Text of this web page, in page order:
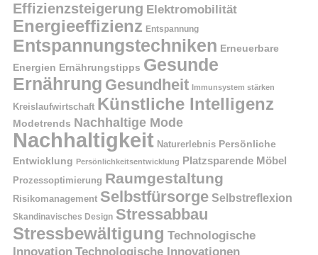
Effizienzsteigerung Elektromobilität
Energieeffizienz Entspannung
Entspannungstechniken Erneuerbare
Energien Ernährungstipps Gesunde
Ernährung Gesundheit Immunsystem stärken
Kreislaufwirtschaft Künstliche Intelligenz
Modetrends Nachhaltige Mode
Nachhaltigkeit Naturerlebnis Persönliche
Entwicklung Persönlichkeitsentwicklung Platzsparende Möbel
Prozessoptimierung Raumgestaltung
Risikomanagement Selbstfürsorge Selbstreflexion
Skandinavisches Design Stressabbau
Stressbewältigung Technologische
Innovation Technologische Innovationen